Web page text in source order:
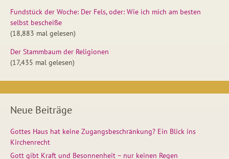
Fundstück der Woche: Der Fels, oder: Wie ich mich am besten
selbst bescheiße
(18,883 mal gelesen)
Der Stammbaum der Religionen
(17,435 mal gelesen)
Neue Beiträge
Gottes Haus hat keine Zugangsbeschränkung? Ein Blick ins
Kirchenrecht
Gott gibt Kraft und Besonnenheit – nur keinen Regen